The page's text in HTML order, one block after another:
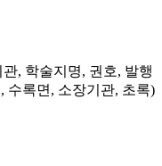
, 학술지명, 권호, 발행
수록면, 소장기관, 초록)